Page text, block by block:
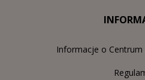
Informacje o Centrum